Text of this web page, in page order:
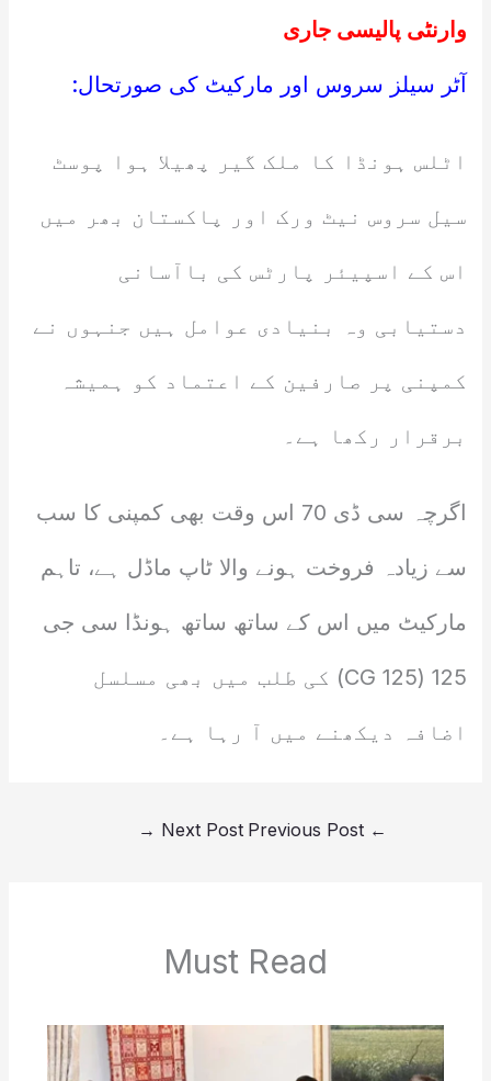
وارنٹی پالیسی جاری
آٹر سیلز سروس اور مارکیٹ کی صورتحال:
اٹلس ہونڈا کا ملک گیر پھیلا ہوا پوسٹ
سیل سروس نیٹ ورک اور پاکستان بھر میں
اس کے اسپیئر پارٹس کی باآسانی
دستیابی وہ بنیادی عوامل ہیں جنہوں نے
کمپنی پر صارفین کے اعتماد کو ہمیشہ
برقرار رکھا ہے۔
اگرچہ سی ڈی 70 اس وقت بھی کمپنی کا سب
سے زیادہ فروخت ہونے والا ٹاپ ماڈل ہے، تاہم
مارکیٹ میں اس کے ساتھ ساتھ ہونڈا سی جی
125 (CG 125) کی طلب میں بھی مسلسل
اضافہ دیکھنے میں آ رہا ہے۔
←
Next Post
→
Must Read